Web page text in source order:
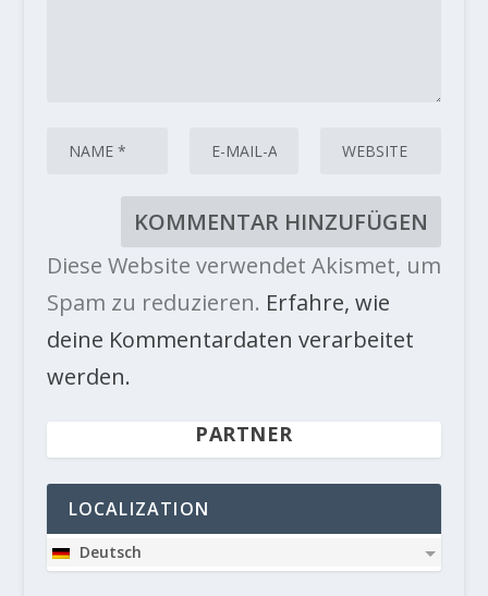
Diese Website verwendet Akismet, um
Spam zu reduzieren. Erfahre, wie
deine Kommentardaten verarbeitet
werden.
PARTNER
LOCALIZATION
Deutsch